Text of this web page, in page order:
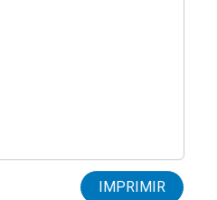
IMPRIMIR